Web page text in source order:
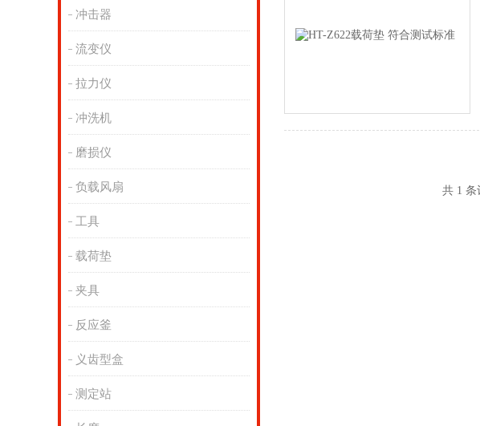
冲击器
流变仪
拉力仪
冲洗机
磨损仪
负载风扇
工具
载荷垫
夹具
反应釜
义齿型盒
测定站
共 1